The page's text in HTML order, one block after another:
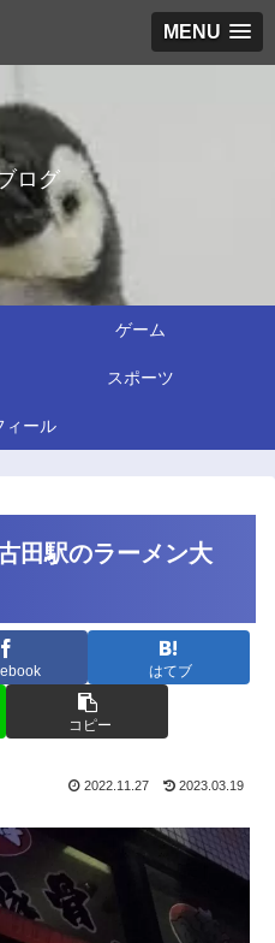
MENU
ログ
ゲーム
スポーツ
ィール
田駅のラーメン大
はてブ
コピー
2022.11.27 2023.03.19